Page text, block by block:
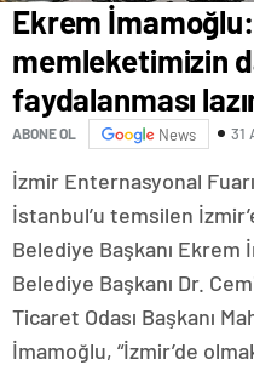
Ekrem
memleketimizin
faydalanması
ABONE OL News 31
İzmir Enternasyonal
İstanbul’u temsilen
Belediye Başkanı
Belediye Başkanı Dr.
Ticaret Odası Başkanı
İmamoğlu, “İzmir’de